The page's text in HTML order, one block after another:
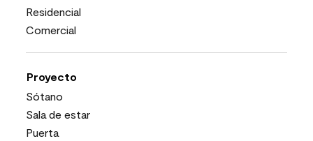
Residencial
Comercial
Proyecto
Sótano
Sala de estar
Puerta